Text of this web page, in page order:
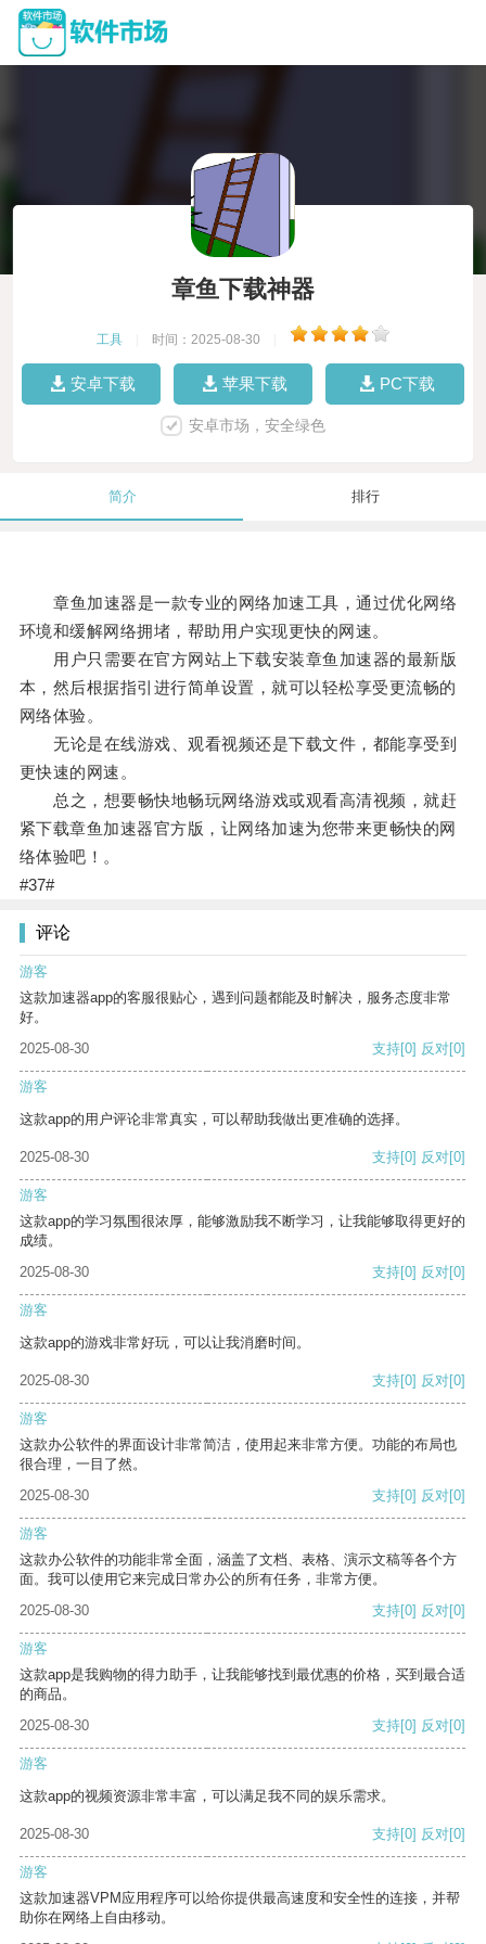
章鱼下载神器
工具 时间：2025-08-30
安卓下载 苹果下载 PC下载
安卓市场，安全绿色
简介 排行
章鱼加速器是一款专业的网络加速工具，通过优化网络
环境和缓解网络拥堵，帮助用户实现更快的网速。
用户只需要在官方网站上下载安装章鱼加速器的最新版
本，然后根据指引进行简单设置，就可以轻松享受更流畅的
网络体验。
无论是在线游戏、观看视频还是下载文件，都能享受到
更快速的网速。
总之，想要畅快地畅玩网络游戏或观看高清视频，就赶
紧下载章鱼加速器官方版，让网络加速为您带来更畅快的网
络体验吧！。
#37#
评论
游客
这款加速器app的客服很贴心，遇到问题都能及时解决，服务态度非常
好。
2025-08-30
支持[0] 反对[0]
游客
这款app的用户评论非常真实，可以帮助我做出更准确的选择。
2025-08-30 支持[0] 反对[0]
游客
这款app的学习氛围很浓厚，能够激励我不断学习，让我能够取得更好的
成绩。
2025-08-30
支持[0] 反对[0]
游客
这款app的游戏非常好玩，可以让我消磨时间。
2025-08-30 支持[0] 反对[0]
游客
这款办公软件的界面设计非常简洁，使用起来非常方便。功能的布局也
很合理，一目了然。
2025-08-30
支持[0] 反对[0]
游客
这款办公软件的功能非常全面，涵盖了文档、表格、演示文稿等各个方
面。我可以使用它来完成日常办公的所有任务，非常方便。
2025-08-30
支持[0] 反对[0]
游客
这款app是我购物的得力助手，让我能够找到最优惠的价格，买到最合适
的商品。
2025-08-30
支持[0] 反对[0]
游客
这款app的视频资源非常丰富，可以满足我不同的娱乐需求。
2025-08-30 支持[0] 反对[0]
游客
这款加速器VPM应用程序可以给你提供最高速度和安全性的连接，并帮
助你在网络上自由移动。